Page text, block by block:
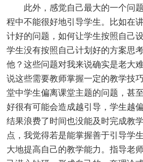
此外，感觉自己最大的一个问题
程中不能很好地引导学生。比如在
计好的问题，如何让学生按照自己
学生没有按照自己计划好的方案思
他？这些问题对我来说确实是老大
说这些需要教师掌握一定的教学技
堂中学生偏离课堂主题的问题，甚
好很有可能会造成越引导，学生越
结果浪费了时间也没能及时完成教
点，我觉得若是能掌握善于引导学
大地提高自己的教学能力。指导老